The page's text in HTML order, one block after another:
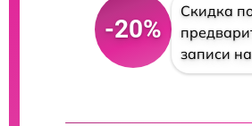
-20%
Скидка
записи